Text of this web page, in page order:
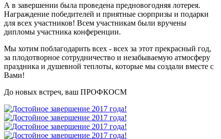
А в завершении была проведена предновогодняя лотерея.
Награждение победителей и приятные сюрпризы и подарки
для всех участников! Всем участникам были вручены
дипломы участника конференции.
Мы хотим поблагодарить всех - всех за этот прекрасный год,
за плодотворное сотрудничество и незабываемую атмосферу
праздника и душевной теплоты, которые мы создали вместе с
Вами!
До новых встреч, ваш ПРОФКОСМ